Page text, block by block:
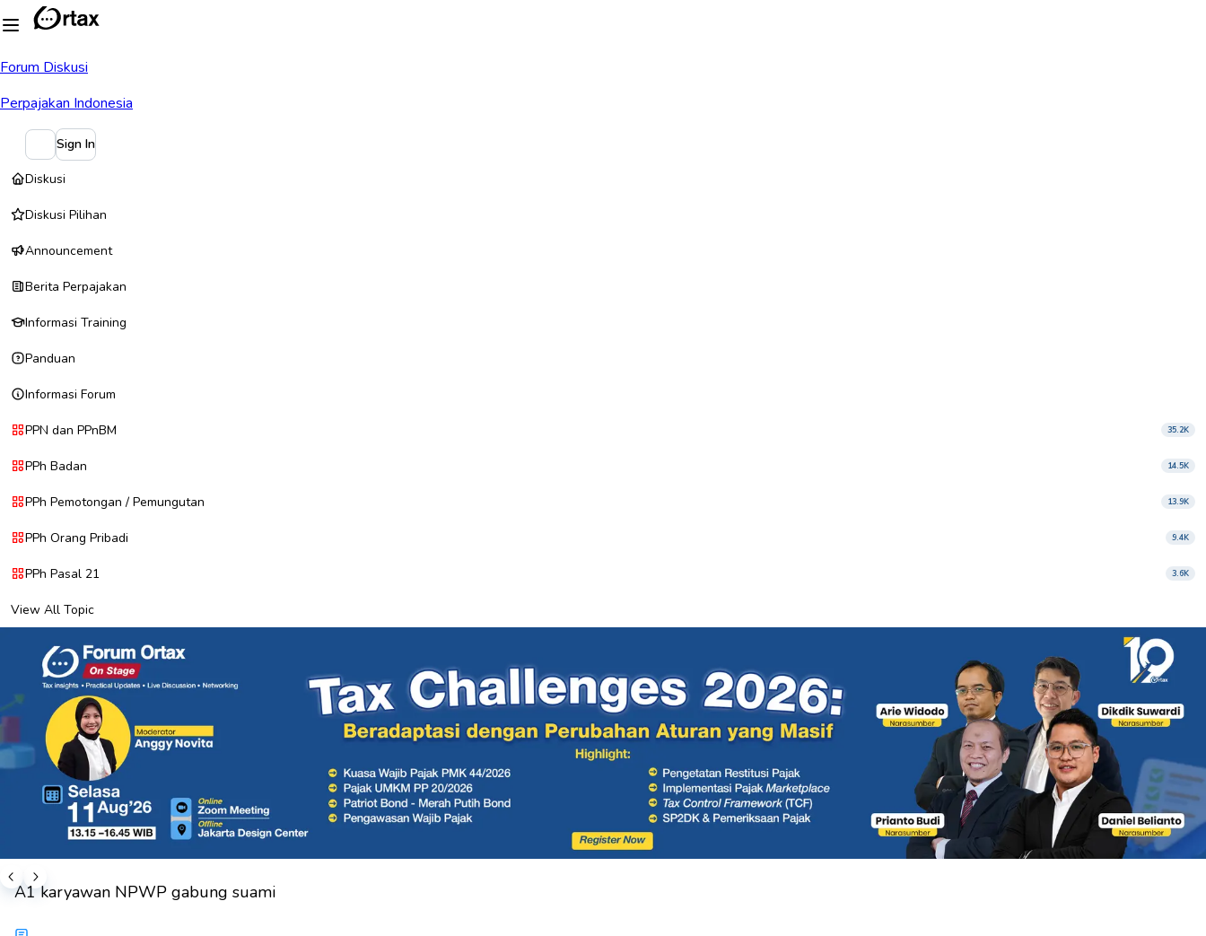
Forum Diskusi
Perpajakan Indonesia
Sign In
Diskusi
Diskusi Pilihan
Announcement
Berita Perpajakan
Informasi Training
Panduan
Informasi Forum
PPN dan PPnBM 35.2K
PPh Badan 14.5K
PPh Pemotongan / Pemungutan 13.9K
PPh Orang Pribadi 9.4K
PPh Pasal 21 3.6K
View All Topic
A1 karyawan NPWP gabung suami